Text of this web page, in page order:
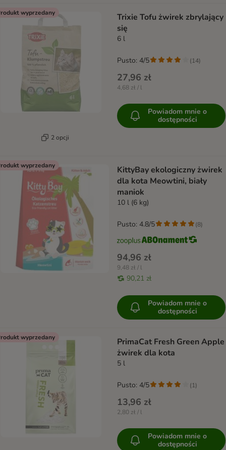
wyprzedany
2 opcji
Trixie Tofu żwirek zbrylający
się
6 l
27,96 zł
4,68 zł / l
Pusto: 4/5 (14)
Powiadom mnie o
dostępności
wyprzedany
KittyBay ekologiczny żwirek
dla kota Meowtini, biały
maniok
10 l (6 kg)
94,96 zł
9,48 zł / l
90,21 zł
Pusto: 4.8/5 (8)
Powiadom mnie o
dostępności
wyprzedany
PrimaCat Fresh Green Apple
żwirek dla kota
5 l
13,96 zł
2,80 zł / l
Pusto: 4/5 (1)
Powiadom mnie o
dostępności